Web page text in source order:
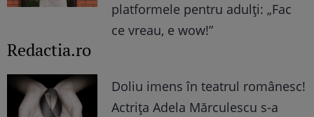
platformele pentru adulți: „Fac
ce vreau, e wow!”
Redactia.ro
Doliu imens în teatrul românesc!
Actrița Adela Mărculescu s-a